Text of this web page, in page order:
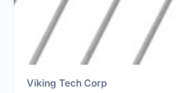
Viking Tech Corp